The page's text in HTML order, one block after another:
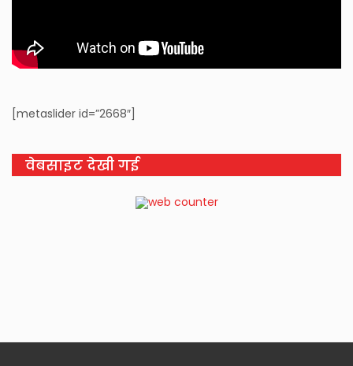
[metaslider id=”2668″]
वेबसाइट देखी गई